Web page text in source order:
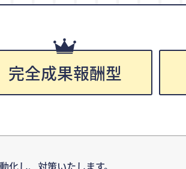
完全成果報酬型
化し、対策いたします。